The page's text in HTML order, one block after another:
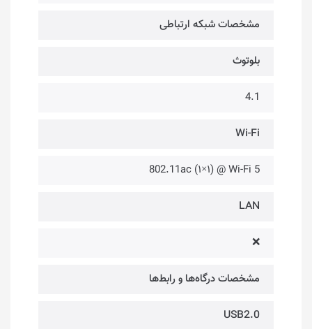
مشخصات شبکه ارتباطی
بلوتوث
4.1
Wi-Fi
802.11ac (۱×۱) @ Wi-Fi 5
LAN
❌
مشخصات درگاه‌ها و رابط‌ها
USB2.0